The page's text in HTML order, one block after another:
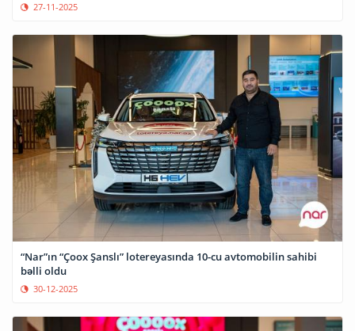
27-11-2025
“Nar”ın “Çoox Şanslı” lotereyasında 10-cu avtomobilin sahibi
bəlli oldu
30-12-2025